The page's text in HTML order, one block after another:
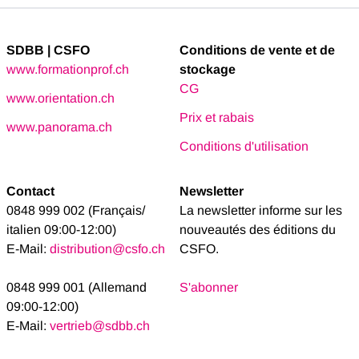
SDBB | CSFO
www.formationprof.ch
www.orientation.ch
www.panorama.ch
Conditions de vente et de
stockage
CG
Prix et rabais
Conditions d'utilisation
Contact
0848 999 002 (Français/
italien 09:00-12:00)
E-Mail: distribution@csfo.ch
0848 999 001 (Allemand
09:00-12:00)
E-Mail: vertrieb@sdbb.ch
Newsletter
La newsletter informe sur les
nouveautés des éditions du
CSFO.
S'abonner